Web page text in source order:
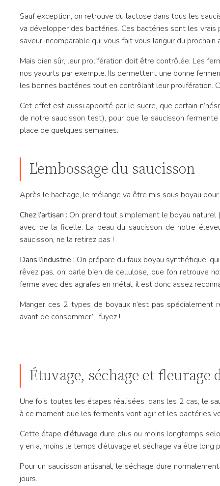
Sauf exception, on retrouve du lactose dans tous les
va développer des bactéries. Ces bactéries sont les
saveur incomparable qui vous fait vous languir du prochain
Mais bien sûr, leur prolifération doit être contrôlée. Les
nos yaourts par exemple. Ils permettent une bonne
les bonnes bactéries tout en contrôlant leur prolifération.
Cet effet est aussi apporté par le sucre, que certain
de notre saucisson test), pour que le saucisson
place de quelques semaines.
L'embossage du saucisson
Après le hachage, le mélange va être mis sous boyau
Chez l’artisan : On prend tout simplement le boyau
avec de la ficelle. La peau du saucisson de notre
saucisson, ne la retirez pas !
Dans l’industrie : On prépare du faux boyau synthétique,
rêvez pas, on parle bien de cellulose, que l’on retrouve
ferme avec des agrafes en métal, il est donc assez
Manger ces 2 types de boyaux n’est pas
avant de consommer”...fuyez !
Étuvage, séchage et fleurage
Une fois toutes les étapes réalisées, dans les 2 cas, le
à ce moment que les ferments vont agir et les bactéries
Cette étape d'étuvage dure plus ou moins longtemps
y en a, moins le temps d’étuvage et séchage va être
Pour un saucisson artisanal, le séchage dure
jours.